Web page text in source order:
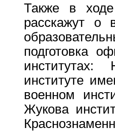
Также в ходе
расскажут о
подготовка
институте
военном
Жукова